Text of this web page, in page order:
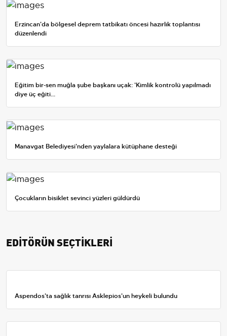
Erzincan'da bölgesel deprem tatbikatı öncesi hazırlık toplantısı
düzenlendi
Eğitim bir-sen muğla şube başkanı uçak: 'Kimlik kontrolü yapılmadı
diye üç eğiti...
Manavgat Belediyesi'nden yaylalara kütüphane desteği
Çocukların bisiklet sevinci yüzleri güldürdü
EDİTÖRÜN SEÇTİKLERİ
Aspendos'ta sağlık tanrısı Asklepios'un heykeli bulundu